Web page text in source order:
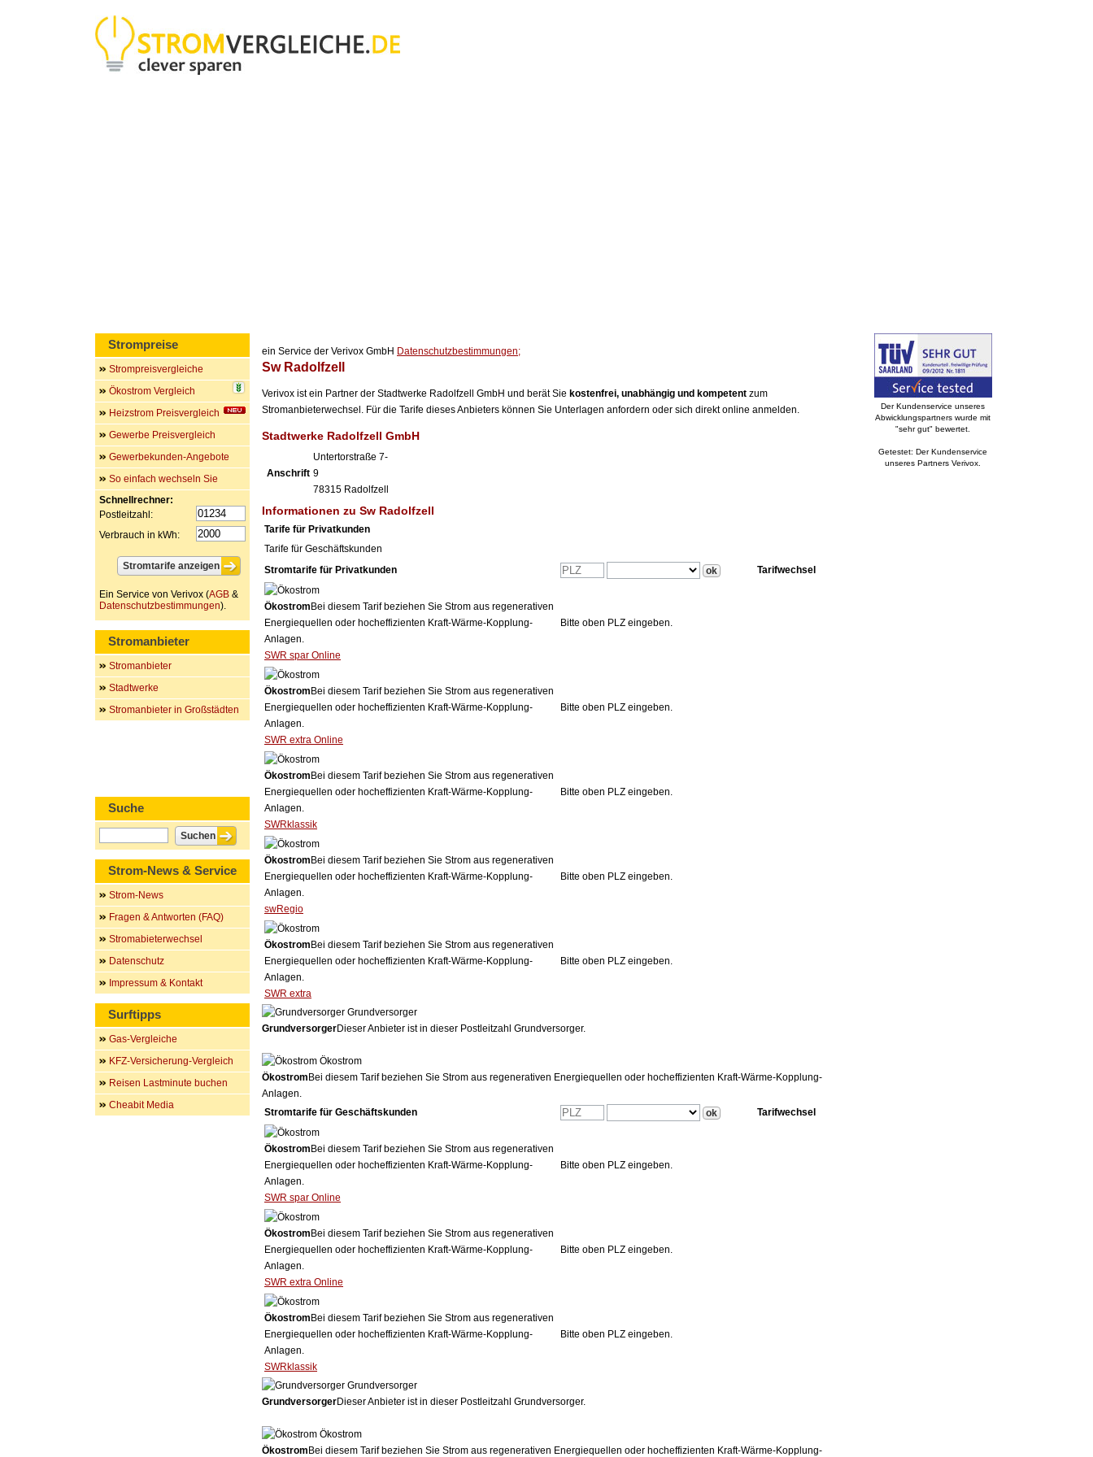
ein Service der Verivox GmbH Datenschutzbestimmungen;
Sw Radolfzell
Verivox ist ein Partner der Stadtwerke Radolfzell GmbH und berät Sie kostenfrei, unabhängig und kompetent zum
Stromanbieterwechsel. Für die Tarife dieses Anbieters können Sie Unterlagen anfordern oder sich direkt online anmelden.
Stadtwerke Radolfzell GmbH
Anschrift
Untertorstraße 7-
9
78315 Radolfzell
Informationen zu Sw Radolfzell
Tarife für Privatkunden
Tarife für Geschäftskunden
Stromtarife für Privatkunden
Tarifwechsel
Ökostrom Bei diesem Tarif beziehen Sie Strom aus regenerativen
Energiequellen oder hocheffizienten Kraft-Wärme-Kopplung-
Anlagen.
SWR spar Online
Bitte oben PLZ eingeben.
Ökostrom Bei diesem Tarif beziehen Sie Strom aus regenerativen
Energiequellen oder hocheffizienten Kraft-Wärme-Kopplung-
Anlagen.
SWR extra Online
Bitte oben PLZ eingeben.
Ökostrom Bei diesem Tarif beziehen Sie Strom aus regenerativen
Energiequellen oder hocheffizienten Kraft-Wärme-Kopplung-
Anlagen.
SWRklassik
Bitte oben PLZ eingeben.
Ökostrom Bei diesem Tarif beziehen Sie Strom aus regenerativen
Energiequellen oder hocheffizienten Kraft-Wärme-Kopplung-
Anlagen.
swRegio
Bitte oben PLZ eingeben.
Ökostrom Bei diesem Tarif beziehen Sie Strom aus regenerativen
Energiequellen oder hocheffizienten Kraft-Wärme-Kopplung-
Anlagen.
SWR extra
Bitte oben PLZ eingeben.
Grundversorger
GrundversorgerDieser Anbieter ist in dieser Postleitzahl Grundversorger.
Ökostrom
Ökostrom Bei diesem Tarif beziehen Sie Strom aus regenerativen Energiequellen oder hocheffizienten Kraft-Wärme-Kopplung-
Anlagen.
Stromtarife für Geschäftskunden
Tarifwechsel
Ökostrom Bei diesem Tarif beziehen Sie Strom aus regenerativen
Energiequellen oder hocheffizienten Kraft-Wärme-Kopplung-
Anlagen.
SWR spar Online
Bitte oben PLZ eingeben.
Ökostrom Bei diesem Tarif beziehen Sie Strom aus regenerativen
Energiequellen oder hocheffizienten Kraft-Wärme-Kopplung-
Anlagen.
SWR extra Online
Bitte oben PLZ eingeben.
Ökostrom Bei diesem Tarif beziehen Sie Strom aus regenerativen
Energiequellen oder hocheffizienten Kraft-Wärme-Kopplung-
Anlagen.
SWRklassik
Bitte oben PLZ eingeben.
Grundversorger
GrundversorgerDieser Anbieter ist in dieser Postleitzahl Grundversorger.
Ökostrom
Ökostrom Bei diesem Tarif beziehen Sie Strom aus regenerativen Energiequellen oder hocheffizienten Kraft-Wärme-Kopplung-
Strompreise
Strompreisvergleiche
Ökostrom Vergleich
Heizstrom Preisvergleich
Gewerbe Preisvergleich
Gewerbekunden-Angebote
So einfach wechseln Sie
Schnellrechner:
Postleitzahl:
Verbrauch in kWh:
Ein Service von Verivox (AGB &
Datenschutzbestimmungen).
Stromanbieter
Stromanbieter
Stadtwerke
Stromanbieter in Großstädten
Suche
Strom-News & Service
Strom-News
Fragen & Antworten (FAQ)
Stromabieterwechsel
Datenschutz
Impressum & Kontakt
Surftipps
Gas-Vergleiche
KFZ-Versicherung-Vergleich
Reisen Lastminute buchen
Cheabit Media
Der Kundenservice unseres
Abwicklungspartners wurde mit
"sehr gut" bewertet.
Getestet: Der Kundenservice
unseres Partners Verivox.